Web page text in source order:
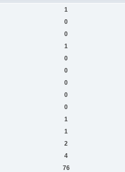
1
0
0
1
0
0
0
0
0
1
1
2
4
76